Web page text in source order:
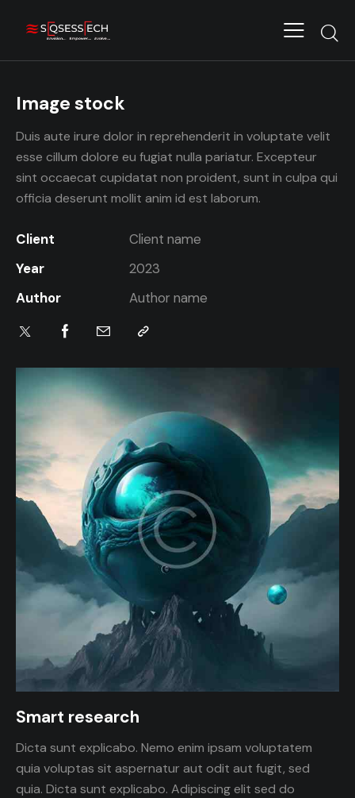
Image stock
Duis aute irure dolor in reprehenderit in voluptate velit
esse cillum dolore eu fugiat nulla pariatur. Excepteur
sint occaecat cupidatat non proident, sunt in culpa qui
officia deserunt mollit anim id est laborum.
Client
Client name
Year
2023
Author
Author name
Smart research
Dicta sunt explicabo. Nemo enim ipsam voluptatem
quia voluptas sit aspernatur aut odit aut fugit, sed
quia. Dicta sunt explicabo. Adipiscing elit sed do